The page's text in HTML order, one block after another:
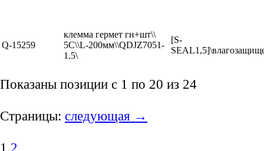
Q-15259
клемма гермет гн+шт\\
5C\\L-200мм\\QDJZ7051-
1.5\
[S-
Показаны позиции с 1 по 20 из 24
Страницы: следующая →
1 2